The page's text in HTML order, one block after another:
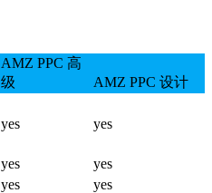
AMZ PPC 高
级
AMZ PPC 设计
yes
yes
yes
yes
yes
yes